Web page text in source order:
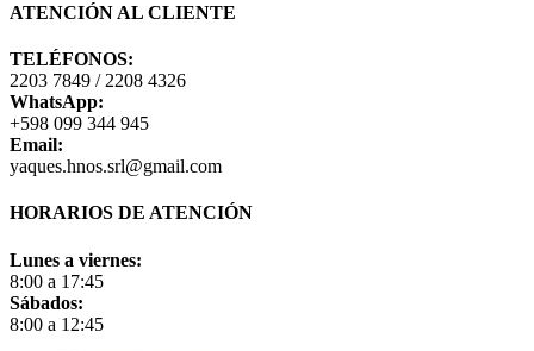
ATENCIÓN AL CLIENTE
TELÉFONOS:
2203 7849 / 2208 4326
WhatsApp:
+598 099 344 945
Email:
yaques.hnos.srl@gmail.com
HORARIOS DE ATENCIÓN
Lunes a viernes:
8:00 a 17:45
Sábados:
8:00 a 12:45